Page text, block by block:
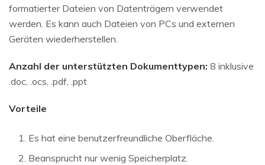
formatierter Dateien von Datenträgern verwendet
werden. Es kann auch Dateien von PCs und externen
Geräten wiederherstellen.
Anzahl der unterstützten Dokumenttypen: 8 inklusive
.doc, .ocs, .pdf, .ppt
Vorteile
Es hat eine benutzerfreundliche Oberfläche.
Beansprucht nur wenig Speicherplatz.